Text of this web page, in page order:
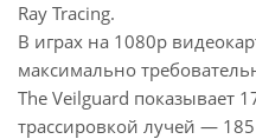
Ray Tracing.
В играх на 1080p
максимально
The Veilguard показывает
трассировкой лучей — 185